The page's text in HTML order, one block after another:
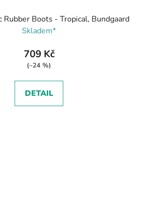
Rubber Boots - Tropical, Bundgaard
Skladem*
709 Kč
(–24 %)
DETAIL